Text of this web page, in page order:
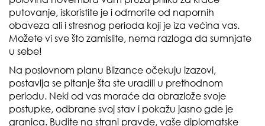
putovanje, iskoristite je i odmorite od napornih
obaveza ali i stresnog perioda koji je iza većina vas.
Možete vi sve što zamislite, nema razloga da sumnjate
u sebe!
Na poslovnom planu Blizance očekuju izazovi,
postavlja se pitanje šta ste uradili u prethodnom
periodu. Neki od vas moraće da obrazlože svoje
postupke, odbrane svoj stav i pokažu jasno gde je
granica. Budite na strani pravde, vaše diplomatske